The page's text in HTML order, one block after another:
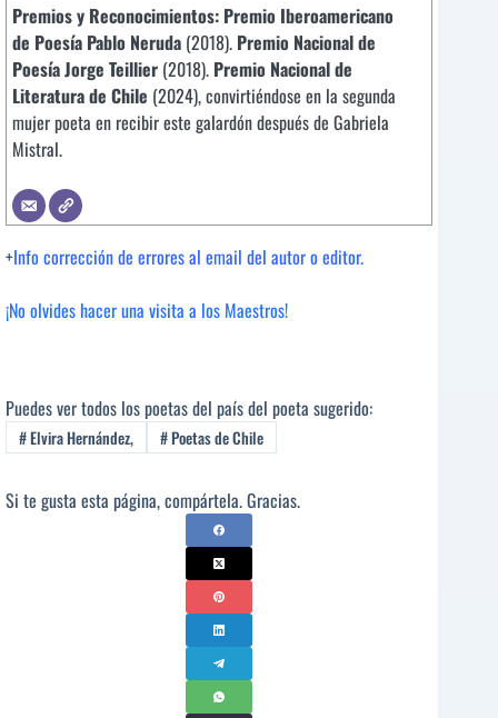
Premios y Reconocimientos: Premio Iberoamericano
de Poesía Pablo Neruda (2018). Premio Nacional de
Poesía Jorge Teillier (2018). Premio Nacional de
Literatura de Chile (2024), convirtiéndose en la segunda
mujer poeta en recibir este galardón después de Gabriela
Mistral.
+Info corrección de errores al email del autor o editor.
¡No olvides hacer una visita a los Maestros!
Puedes ver todos los poetas del país del poeta sugerido:
#Elvira Hernández, #Poetas de Chile
Si te gusta esta página, compártela. Gracias.